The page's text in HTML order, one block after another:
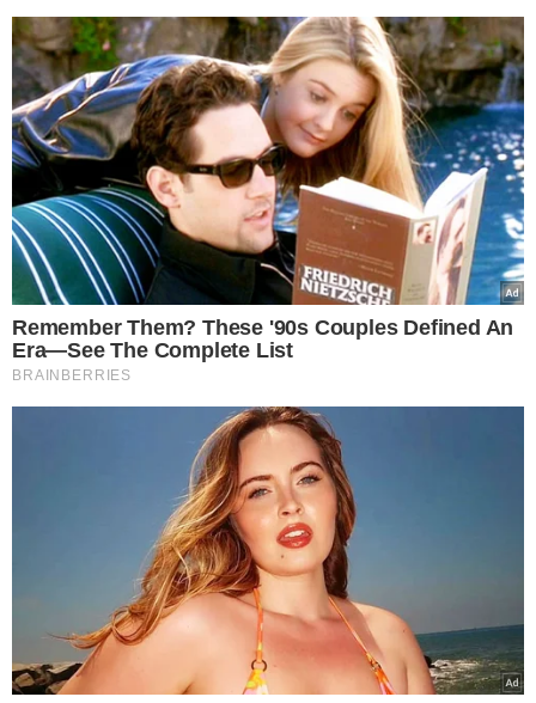
VER COMENTÁRIOS
VEJA TAMBÉM
ACESSE O EDITAL
CREF-PI encerra hoje
inscrições de concurso
com salários de até R$
6,6 mil
VEJA MAIS NOTÍCIAS